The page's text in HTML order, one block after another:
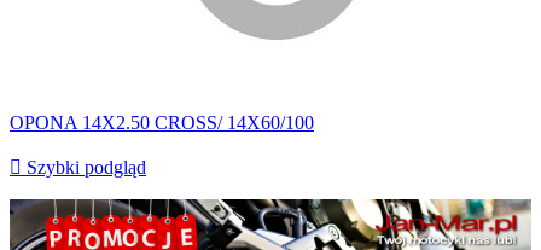
OPONA 14X2.50 CROSS/ 14X60/100
 Szybki podgląd